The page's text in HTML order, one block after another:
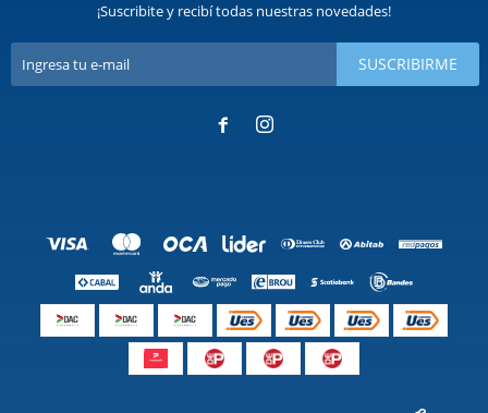
¡Suscribite y recibí todas nuestras novedades!
SUSCRIBIRME
 